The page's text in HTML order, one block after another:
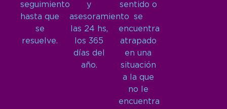
seguimiento
hasta que
se
resuelve.
y
asesoramiento
las 24 hs,
los 365
días del
año.
sentido o
se
encuentra
atrapado
en una
situación
a la que
no le
encuentra